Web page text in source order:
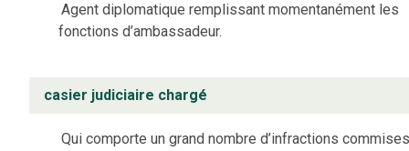
Agent diplomatique remplissant momentanément les
fonctions d’ambassadeur.
casier judiciaire chargé
Qui comporte un grand nombre d’infractions